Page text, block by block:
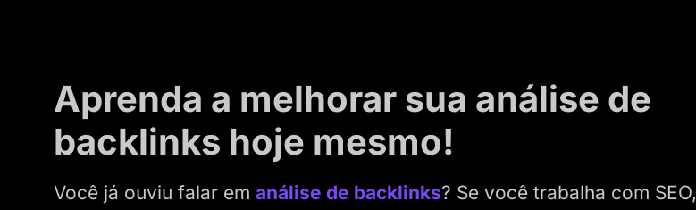
Aprenda a melhorar sua análise de
backlinks hoje mesmo!
Você já ouviu falar em análise de backlinks? Se você trabalha com SEO,